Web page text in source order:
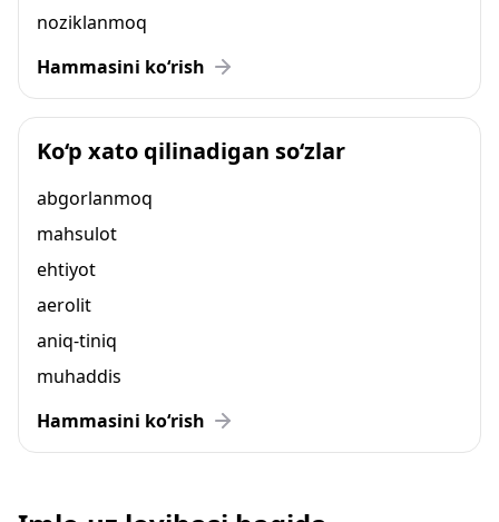
noziklanmoq
Hammasini ko‘rish
Ko‘p xato qilinadigan so‘zlar
abgorlanmoq
mahsulot
ehtiyot
aerolit
aniq-tiniq
muhaddis
Hammasini ko‘rish